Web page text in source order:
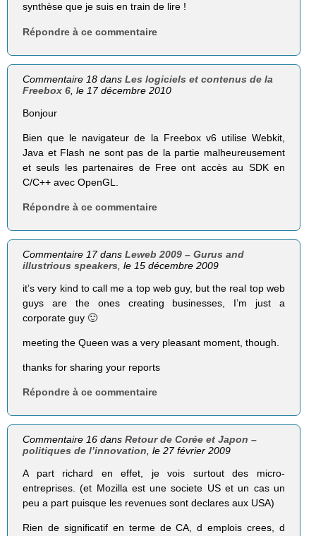
synthèse que je suis en train de lire !
Répondre à ce commentaire
Commentaire 18 dansLes logiciels et contenus de la
Freebox 6 , le 17 décembre 2010
Bonjour
Bien que le navigateur de la Freebox v6 utilise Webkit,
Java et Flash ne sont pas de la partie malheureusement
et seuls les partenaires de Free ont accès au SDK en
C/C++ avec OpenGL.
Répondre à ce commentaire
Commentaire 17 dansLeweb 2009 – Gurus and
illustrious speakers , le 15 décembre 2009
it’s very kind to call me a top web guy, but the real top web
guys are the ones creating businesses, I’m just a
corporate guy 🙂
meeting the Queen was a very pleasant moment, though.
thanks for sharing your reports
Répondre à ce commentaire
Commentaire 16 dansRetour de Corée et Japon –
politiques de l’innovation, le 27 février 2009
A part richard en effet, je vois surtout des micro-
entreprises. (et Mozilla est une societe US et un cas un
peu a part puisque les revenues sont declares aux USA)
Rien de significatif en terme de CA, d emplois crees, d